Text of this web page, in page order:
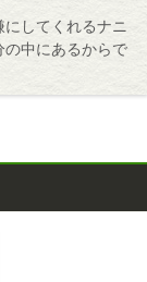
してくれるナニ
の中にあるからで